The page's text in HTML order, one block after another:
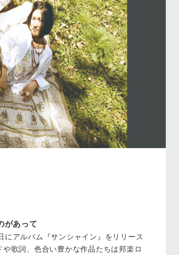
があって
アルバム『サンシャイン』をリリース
歌詞、色合い豊かな作品たちは邦楽ロ